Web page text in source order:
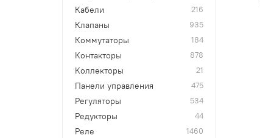
Кабели 216
Клапаны 935
Коммутаторы 184
Контакторы 878
Коллекторы 21
Панели управления 475
Регуляторы 534
Редукторы 44
Реле 1460